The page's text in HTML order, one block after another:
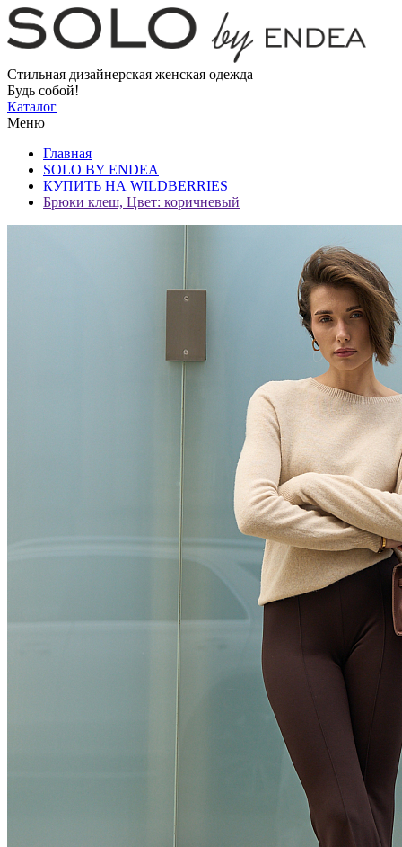
Стильная дизайнерская женская одежда
Будь собой!
Каталог
Меню
Главная
SOLO BY ENDEA
КУПИТЬ НА WILDBERRIES
Брюки клеш, Цвет: коричневый